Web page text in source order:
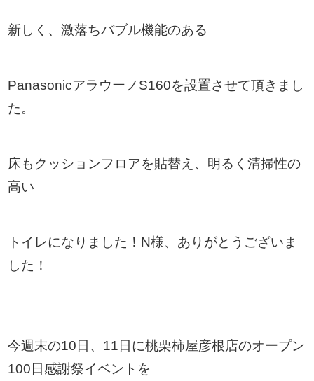
新しく、激落ちバブル機能のある
PanasonicアラウーノS160を設置させて頂きまし
た。
床もクッションフロアを貼替え、明るく清掃性の
高い
トイレになりました！N様、ありがとうございま
した！
今週末の10日、11日に桃栗柿屋彦根店のオープン
100日感謝祭イベントを